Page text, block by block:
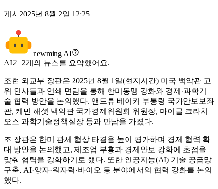
게시 2025년 8월 2일 12:25
newming AI
AI가 2개의 뉴스를 요약했어요.
조현 외교부 장관은 2025년 8월 1일(현지시간) 미국 백악관 고
위 인사들과 연쇄 면담을 통해 한미동맹 강화와 경제·과학기
술 협력 방안을 논의했다. 앤드류 베이커 부통령 국가안보보좌
관, 케빈 해셧 백악관 국가경제위원회 위원장, 마이클 크라치
오스 과학기술정책실장 등과 만남을 가졌다.
조 장관은 한미 관세 협상 타결을 높이 평가하며 경제 협력 확
대 방안을 논의했고, 제조업 부흥과 경제안보 강화에 초점을
맞춰 협력을 강화하기로 했다. 또한 인공지능(AI) 기술 공급망
구축, AI·양자·원자력·바이오 등 분야에서의 협력 강화를 논의
했다.